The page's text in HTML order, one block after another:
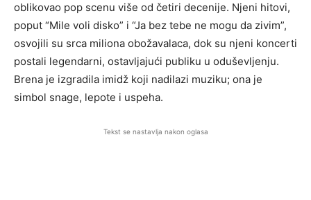
oblikovao pop scenu više od četiri decenije. Njeni hitovi,
poput “Mile voli disko” i “Ja bez tebe ne mogu da zivim”,
osvojili su srca miliona obožavalaca, dok su njeni koncerti
postali legendarni, ostavljajući publiku u oduševljenju.
Brena je izgradila imidž koji nadilazi muziku; ona je
simbol snage, lepote i uspeha.
Tekst se nastavlja nakon oglasa